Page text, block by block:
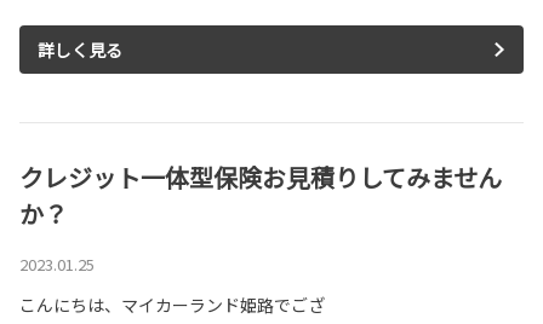
詳しく見る
クレジット一体型保険お見積りしてみません
か？
2023.01.25
こんにちは、マイカーランド姫路でござ